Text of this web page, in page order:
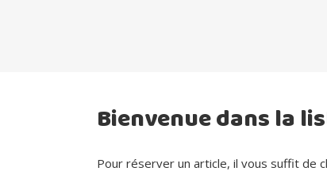
Bienvenue dans la
Pour réserver un article, il vous suffit de